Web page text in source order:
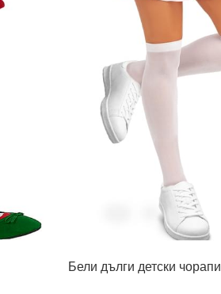
Бели дълги детски чорапи